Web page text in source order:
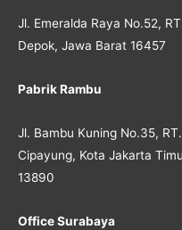
Jl. Emeralda Raya No.52,
Depok, Jawa Barat 16457
Pabrik Rambu
Jl. Bambu Kuning No.35,
Cipayung, Kota Jakarta
13890
Office Surabaya